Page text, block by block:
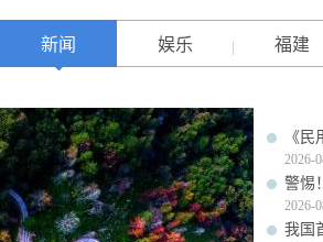
新闻 娱乐 福建
《
2026-
警惕
2026-
我国